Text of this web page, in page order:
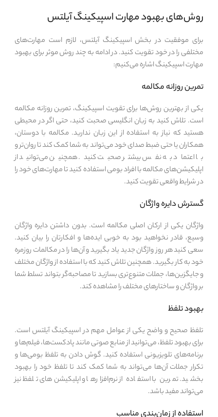
روش‌های بهبود مهارت اسپیکینگ آیلتس
برای موفقیت در بخش اسپیکینگ آیلتس، لازم است مهارت‌های
مختلفی را در خود تقویت کنید. در ادامه به چند روش موثر برای بهبود
مهارت اسپیکینگ اشاره می‌کنیم:
تمرین روزانه مکالمه
یکی از بهترین روش‌ها برای تقویت اسپیکینگ، تمرین روزانه مکالمه
است. تلاش کنید به زبان انگلیسی صحبت کنید، حتی اگر در محیطی
هستید که نیاز به استفاده از این زبان ندارید. مکالمه با دوستان،
همکاران یا حتی ضبط صدای خود می‌تواند به شما کمک کند تا روان‌تر و
با اعتماد به نفس بیشتر صحبت کنید. همچنین می‌توانید از
اپلیکیشن‌های مکالمه با افراد بومی استفاده کنید تا مهارت‌های خود را
در شرایط واقعی تقویت کنید.
گسترش دایره واژگان
واژگان یکی از ارکان اصلی مکالمه است. بدون داشتن دایره واژگان
وسیع، قادر نخواهید بود به خوبی ایده‌ها و افکارتان را بیان کنید.
سعی کنید هر روز واژگان جدید یاد بگیرید و آن‌ها را در مکالمات روزمره
خود به کار بگیرید. همچنین تلاش کنید که با استفاده از واژگان مختلف
و جایگزین‌ها، جملات متنوع‌تری بسازید تا مصاحبه‌گر بتواند تسلط شما
بر واژگان و ساختارهای مختلف را مشاهده کند.
بهبود تلفظ
تلفظ صحیح و واضح یکی از عوامل مهم در اسپیکینگ آیلتس است.
برای بهبود تلفظ، می‌توانید از منابع صوتی مانند پادکست‌ها، فیلم‌ها و
برنامه‌های تلویزیونی استفاده کنید. گوش دادن به تلفظ بومی‌ها و
تکرار جملات آن‌ها می‌تواند به شما کمک کند تا تلفظ خود را بهبود
بخشید. تمرین با استفاده از نرم‌افزارها و اپلیکیشن‌های تلفظ نیز
می‌تواند مفید باشد.